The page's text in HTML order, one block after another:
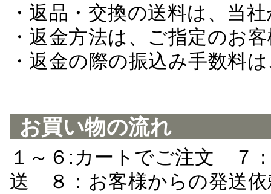
・返品・交換の送料は、当
・返金方法は、ご指定のお
・返金の際の振込み手数料
お買い物の流れ
１～６:カートでご注文 ７
送 ８：お客様からの発送